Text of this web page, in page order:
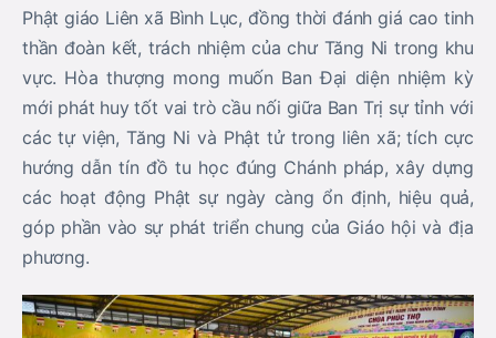
Phật giáo Liên xã Bình Lục, đồng thời đánh giá cao tinh
thần đoàn kết, trách nhiệm của chư Tăng Ni trong khu
vực. Hòa thượng mong muốn Ban Đại diện nhiệm kỳ
mới phát huy tốt vai trò cầu nối giữa Ban Trị sự tỉnh với
các tự viện, Tăng Ni và Phật tử trong liên xã; tích cực
hướng dẫn tín đồ tu học đúng Chánh pháp, xây dựng
các hoạt động Phật sự ngày càng ổn định, hiệu quả,
góp phần vào sự phát triển chung của Giáo hội và địa
phương.